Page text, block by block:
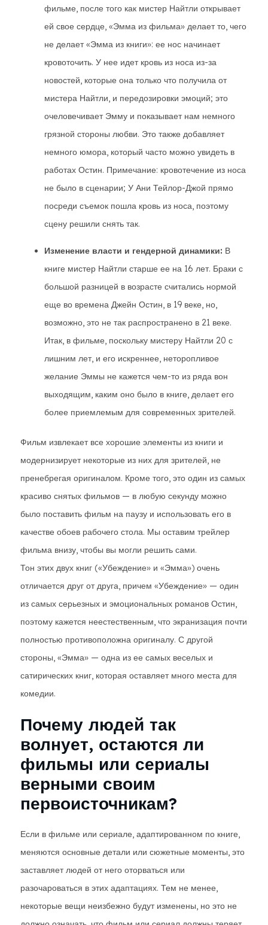
фильме, после того как мистер Найтли открывает
ей свое сердце, «Эмма из фильма» делает то, чего
не делает «Эмма из книги»: ее нос начинает
кровоточить. У нее идет кровь из носа из-за
новостей, которые она только что получила от
мистера Найтли, и передозировки эмоций; это
очеловечивает Эмму и показывает нам немного
грязной стороны любви. Это также добавляет
немного юмора, который часто можно увидеть в
работах Остин. Примечание: кровотечение из носа
не было в сценарии; У Ани Тейлор-Джой прямо
посреди съемок пошла кровь из носа, поэтому
сцену решили снять так.
Изменение власти и гендерной динамики: В
книге мистер Найтли старше ее на 16 лет. Браки с
большой разницей в возрасте считались нормой
еще во времена Джейн Остин, в 19 веке, но,
возможно, это не так распространено в 21 веке.
Итак, в фильме, поскольку мистеру Найтли 20 с
лишним лет, и его искреннее, неторопливое
желание Эммы не кажется чем-то из ряда вон
выходящим, каким оно было в книге, делает его
более приемлемым для современных зрителей.
Фильм извлекает все хорошие элементы из книги и
модернизирует некоторые из них для зрителей, не
пренебрегая оригиналом. Кроме того, это один из самых
красиво снятых фильмов — в любую секунду можно
было поставить фильм на паузу и использовать его в
качестве обоев рабочего стола. Мы оставим трейлер
фильма внизу, чтобы вы могли решить сами.
Тон этих двух книг («Убеждение» и «Эмма») очень
отличается друг от друга, причем «Убеждение» — один
из самых серьезных и эмоциональных романов Остин,
поэтому кажется неестественным, что экранизация почти
полностью противоположна оригиналу. С другой
стороны, «Эмма» — одна из ее самых веселых и
сатирических книг, которая оставляет много места для
комедии.
Почему людей так
волнует, остаются ли
фильмы или сериалы
верными своим
первоисточникам?
Если в фильме или сериале, адаптированном по книге,
меняются основные детали или сюжетные моменты, это
заставляет людей от него оторваться или
разочароваться в этих адаптациях. Тем не менее,
некоторые вещи неизбежно будут изменены, но это не